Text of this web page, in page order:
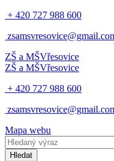
+ 420 727 988 600
ZŠ a MŠVřesovice
ZŠ a MŠVřesovice
+ 420 727 988 600
Mapa webu
Hledat